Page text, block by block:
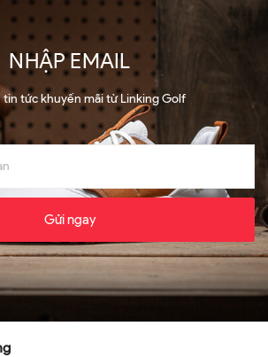
NHẬP EMAIL
tức khuyến mãi từ Linking Golf
Gửi ngay